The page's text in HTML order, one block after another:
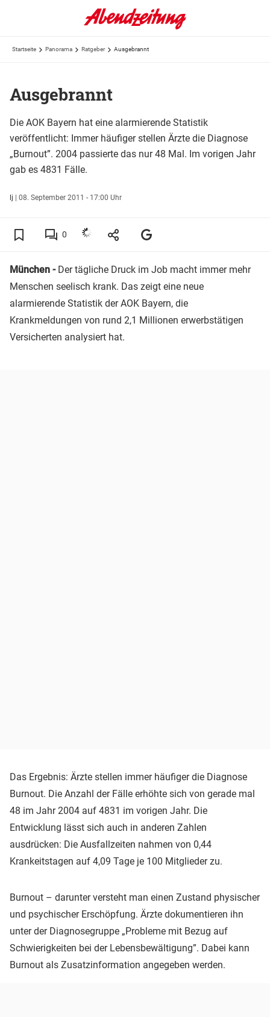
Startseite Panorama Ratgeber Ausgebrannt
Ausgebrannt
Die AOK Bayern hat eine alarmierende Statistik
veröffentlicht: Immer häufiger stellen Ärzte die Diagnose
„Burnout”. 2004 passierte das nur 48 Mal. Im vorigen Jahr
gab es 4831 Fälle.
lj | 08. September 2011 - 17:00 Uhr
0
München -Der tägliche Druck im Job macht immer mehr
Menschen seelisch krank. Das zeigt eine neue
alarmierende Statistik der AOK Bayern, die
Krankmeldungen von rund 2,1 Millionen erwerbstätigen
Versicherten analysiert hat.
Das Ergebnis: Ärzte stellen immer häufiger die Diagnose
Burnout. Die Anzahl der Fälle erhöhte sich von gerade mal
48 im Jahr 2004 auf 4831 im vorigen Jahr. Die
Entwicklung lässt sich auch in anderen Zahlen
ausdrücken: Die Ausfallzeiten nahmen von 0,44
Krankeitstagen auf 4,09 Tage je 100 Mitglieder zu.
Burnout – darunter versteht man einen Zustand physischer
und psychischer Erschöpfung. Ärzte dokumentieren ihn
unter der Diagnosegruppe „Probleme mit Bezug auf
Schwierigkeiten bei der Lebensbewältigung”. Dabei kann
Burnout als Zusatzinformation angegeben werden.